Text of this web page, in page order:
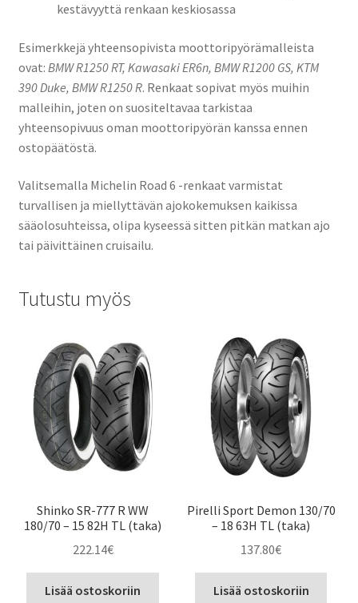
kestävyyttä renkaan keskiosassa
Esimerkkejä yhteensopivista moottoripyörämalleista
ovat:​ BMW R1250 RT​, Kawasaki ER6n​, BMW R1200 GS​, KTM
390 Duke​, BMW R1250 R​. Renkaat sopivat myös muihin
malleihin, joten on suositeltavaa tarkistaa
yhteensopivuus oman moottoripyörän kanssa ennen
ostopäätöstä.​
Valitsemalla Michelin Road 6 -renkaat varmistat
turvallisen ja miellyttävän ajokokemuksen kaikissa
sääolosuhteissa, olipa kyseessä sitten pitkän matkan ajo
tai päivittäinen cruisailu.
Tutustu myös
Shinko SR-777 R WW
180/70 – 15 82H TL (taka)
222.14€
Lisää ostoskoriin
Pirelli Sport Demon 130/70
– 18 63H TL (taka)
137.80€
Lisää ostoskoriin